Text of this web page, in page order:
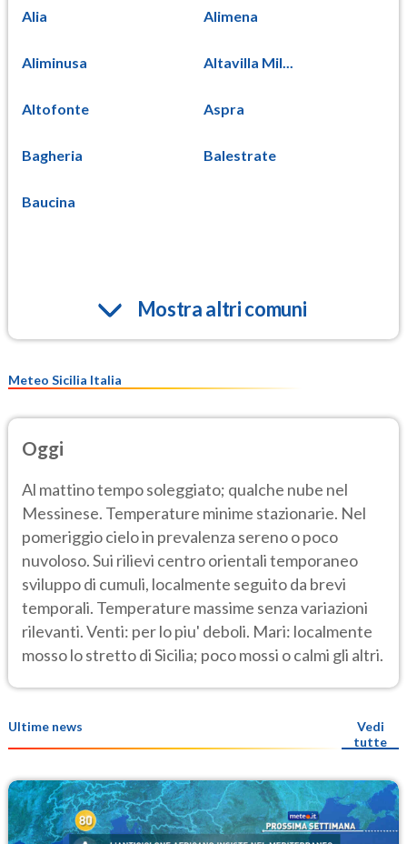
Alia Alimena
Aliminusa Altavilla Mil...
Altofonte Aspra
Bagheria Balestrate
Baucina
Mostra altri comuni
Meteo Sicilia Italia
Oggi
Al mattino tempo soleggiato; qualche nube nel
Messinese. Temperature minime stazionarie. Nel
pomeriggio cielo in prevalenza sereno o poco
nuvoloso. Sui rilievi centro orientali temporaneo
sviluppo di cumuli, localmente seguito da brevi
temporali. Temperature massime senza variazioni
rilevanti. Venti: per lo piu' deboli. Mari: localmente
mosso lo stretto di Sicilia; poco mossi o calmi gli altri.
Ultime news
Vedi
tutte